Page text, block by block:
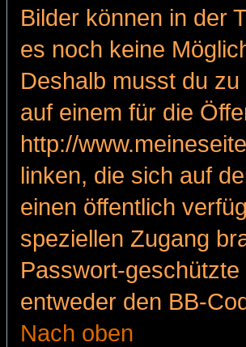
Bilder können in der
es noch keine
Deshalb musst du
auf einem für die
http://
linken, die sich auf
einen öffentlich
speziellen Zugang
Passwort-
entweder den BB-
Nach oben